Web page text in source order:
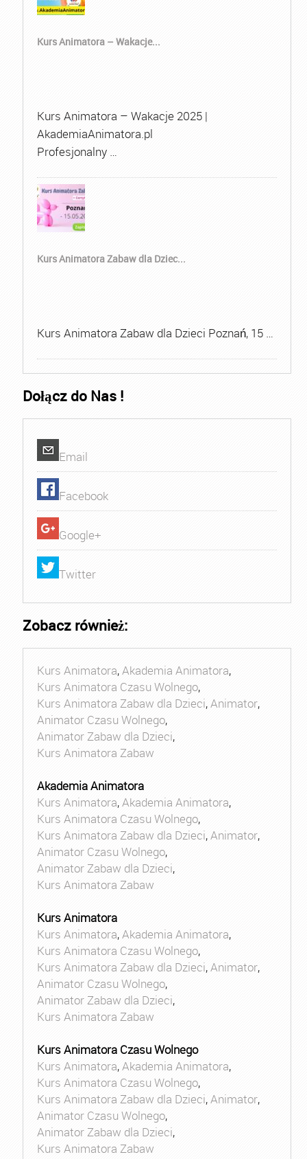
Kurs Animatora – Wakacje...
Kurs Animatora – Wakacje 2025 |
AkademiaAnimatora.pl
Profesjonalny …
Kurs Animatora Zabaw dla Dziec...
Kurs Animatora Zabaw dla Dzieci Poznań, 15 …
Dołącz do Nas !
Email
Facebook
Google+
Twitter
Zobacz również:
Kurs Animatora,Akademia Animatora,
Kurs Animatora Czasu Wolnego,
Kurs Animatora Zabaw dla Dzieci,Animator,
Animator Czasu Wolnego,
Animator Zabaw dla Dzieci,
Kurs Animatora Zabaw
Akademia Animatora
Kurs Animatora,Akademia Animatora,
Kurs Animatora Czasu Wolnego,
Kurs Animatora Zabaw dla Dzieci,Animator,
Animator Czasu Wolnego,
Animator Zabaw dla Dzieci,
Kurs Animatora Zabaw
Kurs Animatora
Kurs Animatora,Akademia Animatora,
Kurs Animatora Czasu Wolnego,
Kurs Animatora Zabaw dla Dzieci,Animator,
Animator Czasu Wolnego,
Animator Zabaw dla Dzieci,
Kurs Animatora Zabaw
Kurs Animatora Czasu Wolnego
Kurs Animatora,Akademia Animatora,
Kurs Animatora Czasu Wolnego,
Kurs Animatora Zabaw dla Dzieci,Animator,
Animator Czasu Wolnego,
Animator Zabaw dla Dzieci,
Kurs Animatora Zabaw